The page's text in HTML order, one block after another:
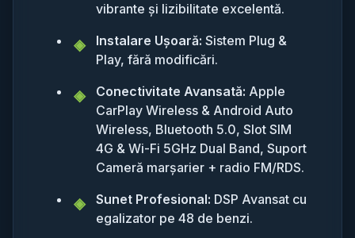
vibrante și lizibilitate excelentă.
Instalare Ușoară: Sistem Plug &
Play, fără modificări.
Conectivitate Avansată: Apple
CarPlay Wireless & Android Auto
Wireless, Bluetooth 5.0, Slot SIM
4G & Wi-Fi 5GHz Dual Band, Suport
Cameră marșarier + radio FM/RDS.
Sunet Profesional: DSP Avansat cu
egalizator pe 48 de benzi.